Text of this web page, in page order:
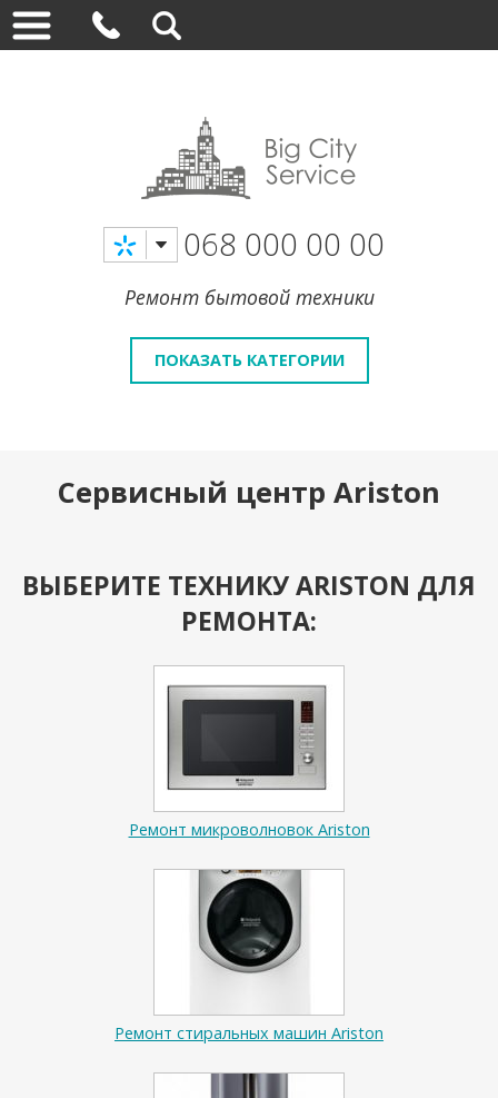
068 000 00 00
Ремонт бытовой техники
ПОКАЗАТЬ КАТЕГОРИИ
Сервисный центр Ariston
ВЫБЕРИТЕ ТЕХНИКУ ARISTON ДЛЯ
РЕМОНТА:
Ремонт микроволновок Ariston
Ремонт стиральных машин Ariston